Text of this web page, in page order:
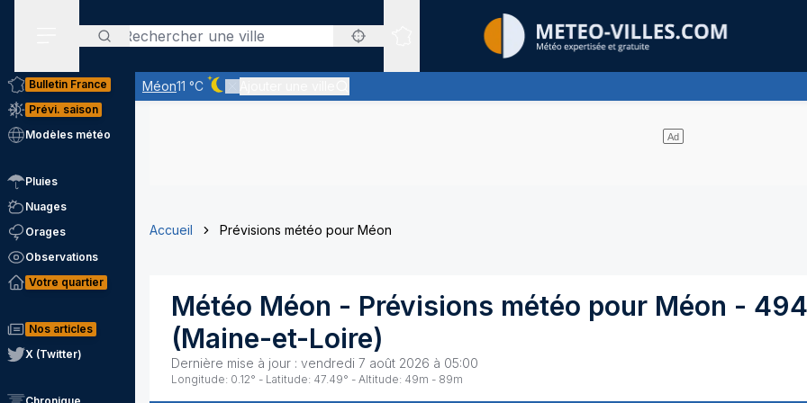
Rechercher
Sites expertis&eacute;s
Méon11 °C
Ciel dégagé - quasiment pas de nuages
Bulletin France
Prévi. saison
Modèles météo
Pluies
Nuages
Orages
Observations
Votre quartier
Nos articles
X (Twitter)
Accueil Prévisions météo pour Méon
Météo Méon - Prévisions météo pour Méon -
(Maine-et-Loire)
Dernière mise à jour : vendredi 7 août 2026 à 05:00
Longitude: 0.12° - Latitude: 47.49° - Altitude: 49m - 89m